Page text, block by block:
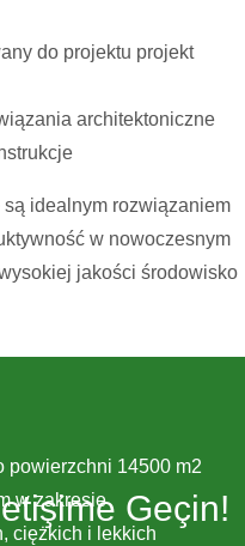
do projektu projekt
architektoniczne
są idealnym rozwiązaniem
w nowoczesnym
jakości środowisko
powierzchni 14500 m2
w zakresie
ciężkich i lekkich
Geçin!